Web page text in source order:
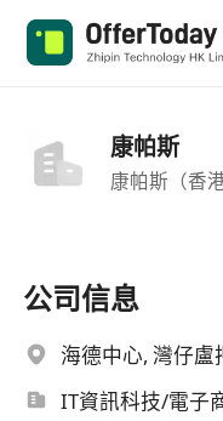
康帕斯
康帕斯（香
公司信息
海德中心, 灣仔
IT資訊科技/電子